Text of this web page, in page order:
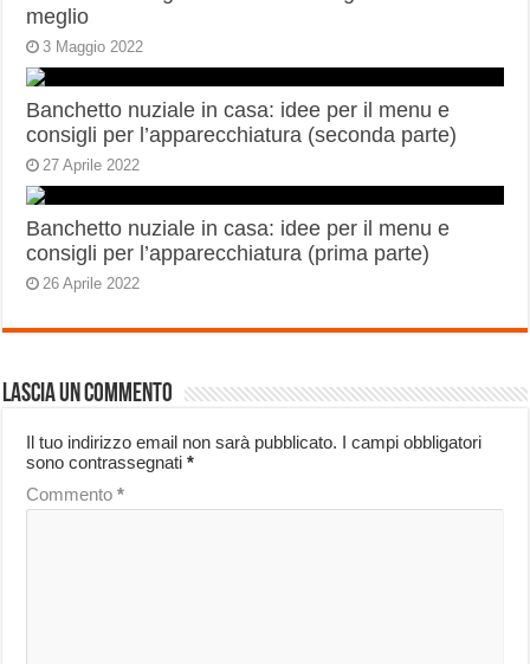
meglio
3 Maggio 2022
Banchetto nuziale in casa: idee per il menu e
consigli per l’apparecchiatura (seconda parte)
27 Aprile 2022
Banchetto nuziale in casa: idee per il menu e
consigli per l’apparecchiatura (prima parte)
26 Aprile 2022
Lascia un commento
Il tuo indirizzo email non sarà pubblicato. I campi obbligatori
sono contrassegnati*
Commento*